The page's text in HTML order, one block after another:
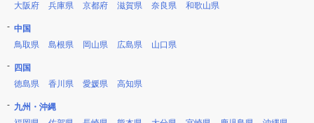
大阪府
兵庫県 京都府 滋賀県 奈良県 和歌山県
中国
鳥取県
島根県 岡山県 広島県 山口県
四国
徳島県
香川県 愛媛県 高知県
九州・沖縄